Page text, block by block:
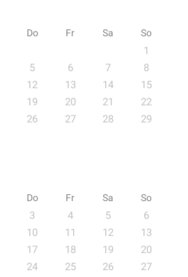
Do Fr Sa So
1
5 6 7
8
12 13 14
15
19 20 21
22
26 27 28
29
Do Fr Sa So
3 4 5
6
10 11 12
13
17 18 19
20
24 25 26
27